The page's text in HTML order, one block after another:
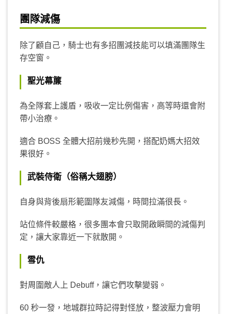
團隊減傷
除了顧自己，騎士也有多招團減技能可以填滿團隊生
存空窗。
聖光幕簾
為全隊套上護盾，吸收一定比例傷害，高等時還會附
帶小治療。
適合 BOSS 全體大招前幾秒先開，搭配奶媽大招效
果很好。
武裝侍衛（俗稱大翅膀）
自身與背後扇形範圍隊友減傷，時間拉滿很長。
站位條件較嚴格，很多團本會只取開啟瞬間的減傷判
定，讓大家靠近一下就散開。
雪仇
對周圍敵人上 Debuff，讓它們攻擊變弱。
60 秒一發，地城群拉時記得對怪放，整波壓力會明